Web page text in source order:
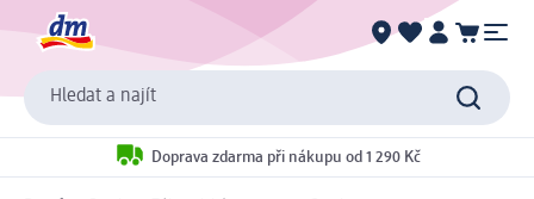
Hledat a najít
Doprava zdarma při nákupu od 1 290 Kč